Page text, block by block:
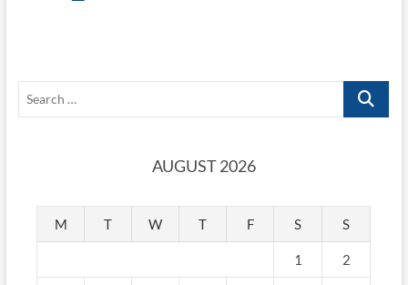
Warszawie
Search
AUGUST 2026
M T W T F S S
1 2